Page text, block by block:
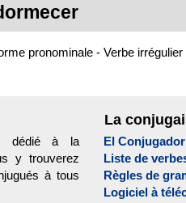
pronominale - Verbe irrégulier
dédié à la
y trouverez
à tous
La
El Conjugador
Liste de
Règles de
Logiciel à